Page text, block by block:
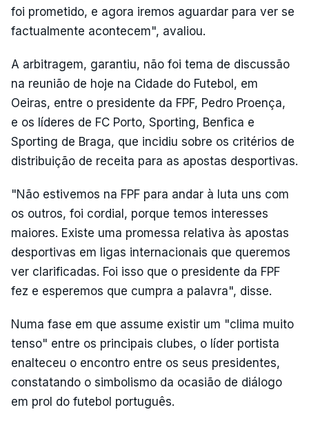
foi prometido, e agora iremos aguardar para ver se
factualmente acontecem", avaliou.
A arbitragem, garantiu, não foi tema de discussão
na reunião de hoje na Cidade do Futebol, em
Oeiras, entre o presidente da FPF, Pedro Proença,
e os líderes de FC Porto, Sporting, Benfica e
Sporting de Braga, que incidiu sobre os critérios de
distribuição de receita para as apostas desportivas.
"Não estivemos na FPF para andar à luta uns com
os outros, foi cordial, porque temos interesses
maiores. Existe uma promessa relativa às apostas
desportivas em ligas internacionais que queremos
ver clarificadas. Foi isso que o presidente da FPF
fez e esperemos que cumpra a palavra", disse.
Numa fase em que assume existir um "clima muito
tenso" entre os principais clubes, o líder portista
enalteceu o encontro entre os seus presidentes,
constatando o simbolismo da ocasião de diálogo
em prol do futebol português.